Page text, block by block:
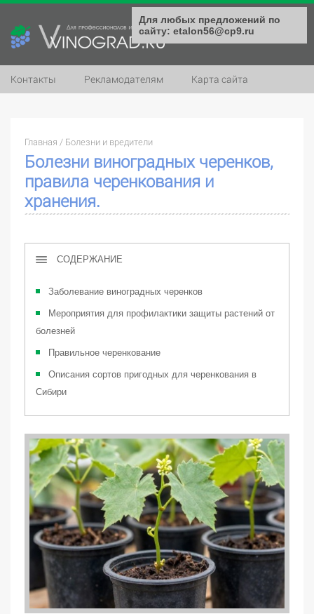
Контакты Рекламодателям Карта сайта
Главная / Болезни и вредители
Болезни виноградных черенков,
правила черенкования и
хранения.
СОДЕРЖАНИЕ
Заболевание виноградных черенков
Мероприятия для профилактики защиты растений от
болезней
Правильное черенкование
Описания сортов пригодных для черенкования в
Сибири
Для любых предложений по
сайту: etalon56@cp9.ru